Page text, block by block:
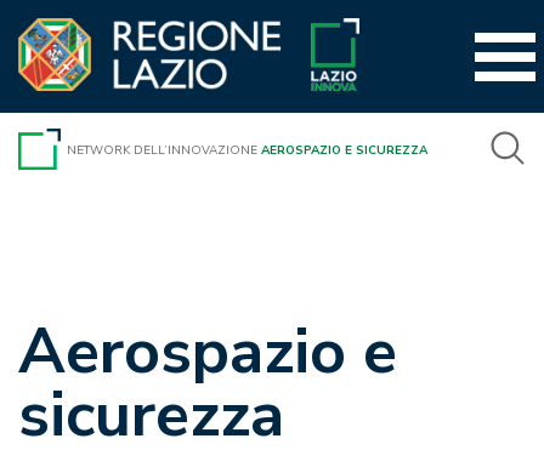
contenuto
NETWORK DELL’INNOVAZIONE AEROSPAZIO E SICUREZZA
Aerospazio e
sicurezza